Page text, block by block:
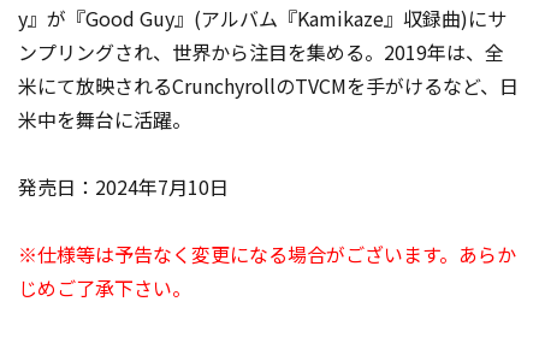
y』が『Good Guy』(アルバム『Kamikaze』収録曲)にサ
ンプリングされ、世界から注目を集める。2019年は、全
米にて放映されるCrunchyrollのTVCMを手がけるなど、日
米中を舞台に活躍。
発売日：2024年7月10日
※仕様等は予告なく変更になる場合がございます。あらか
じめご了承下さい。